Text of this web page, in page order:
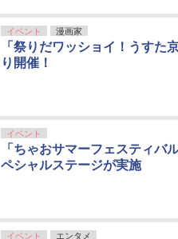
イベント 漫画家
「祭りだワッショイ！うすた
り開催！
イベント
「ちゃおサマーフェスティバ
ペシャルステージが実施
イベント
エンタメ